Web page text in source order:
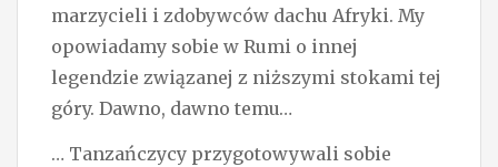
marzycieli i zdobywców dachu Afryki. My
opowiadamy sobie w Rumi o innej
legendzie związanej z niższymi stokami tej
góry. Dawno, dawno temu…
… Tanzańczycy przygotowywali sobie